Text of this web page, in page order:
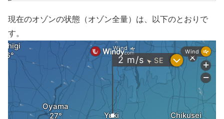
現在のオゾンの状態（オゾン全量）は、以下のとおりで
す。